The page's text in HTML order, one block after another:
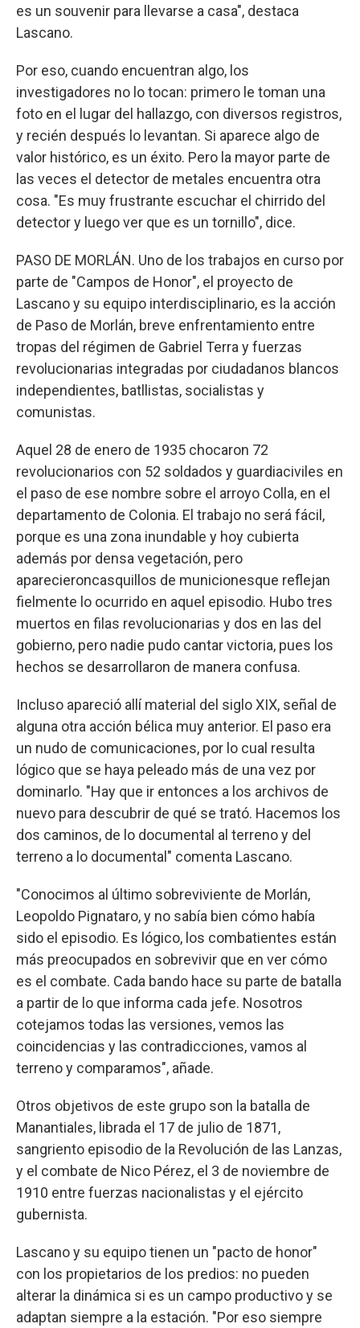
es un souvenir para llevarse a casa", destaca
Lascano.
Por eso, cuando encuentran algo, los
investigadores no lo tocan: primero le toman una
foto en el lugar del hallazgo, con diversos registros,
y recién después lo levantan. Si aparece algo de
valor histórico, es un éxito. Pero la mayor parte de
las veces el detector de metales encuentra otra
cosa. "Es muy frustrante escuchar el chirrido del
detector y luego ver que es un tornillo", dice.
PASO DE MORLÁN. Uno de los trabajos en curso por
parte de "Campos de Honor", el proyecto de
Lascano y su equipo interdisciplinario, es la acción
de Paso de Morlán, breve enfrentamiento entre
tropas del régimen de Gabriel Terra y fuerzas
revolucionarias integradas por ciudadanos blancos
independientes, batllistas, socialistas y
comunistas.
Aquel 28 de enero de 1935 chocaron 72
revolucionarios con 52 soldados y guardiaciviles en
el paso de ese nombre sobre el arroyo Colla, en el
departamento de Colonia. El trabajo no será fácil,
porque es una zona inundable y hoy cubierta
además por densa vegetación, pero
aparecieroncasquillos de municionesque reflejan
fielmente lo ocurrido en aquel episodio. Hubo tres
muertos en filas revolucionarias y dos en las del
gobierno, pero nadie pudo cantar victoria, pues los
hechos se desarrollaron de manera confusa.
Incluso apareció allí material del siglo XIX, señal de
alguna otra acción bélica muy anterior. El paso era
un nudo de comunicaciones, por lo cual resulta
lógico que se haya peleado más de una vez por
dominarlo. "Hay que ir entonces a los archivos de
nuevo para descubrir de qué se trató. Hacemos los
dos caminos, de lo documental al terreno y del
terreno a lo documental" comenta Lascano.
"Conocimos al último sobreviviente de Morlán,
Leopoldo Pignataro, y no sabía bien cómo había
sido el episodio. Es lógico, los combatientes están
más preocupados en sobrevivir que en ver cómo
es el combate. Cada bando hace su parte de batalla
a partir de lo que informa cada jefe. Nosotros
cotejamos todas las versiones, vemos las
coincidencias y las contradicciones, vamos al
terreno y comparamos", añade.
Otros objetivos de este grupo son la batalla de
Manantiales, librada el 17 de julio de 1871,
sangriento episodio de la Revolución de las Lanzas,
y el combate de Nico Pérez, el 3 de noviembre de
1910 entre fuerzas nacionalistas y el ejército
gubernista.
Lascano y su equipo tienen un "pacto de honor"
con los propietarios de los predios: no pueden
alterar la dinámica si es un campo productivo y se
adaptan siempre a la estación. "Por eso siempre